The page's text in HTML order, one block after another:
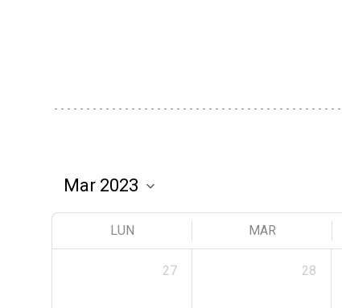
LUN MAR
27 28